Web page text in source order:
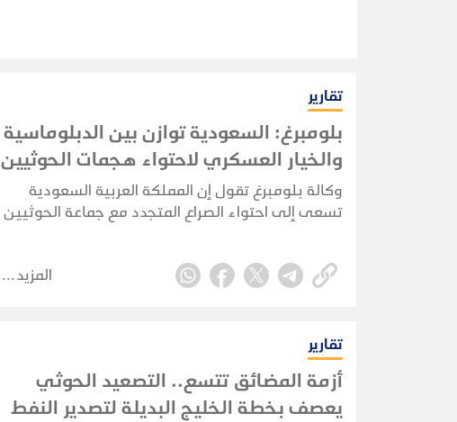
تقارير
بلومبرغ: السعودية توازن بين الدبلوماسية
والخيار العسكري لاحتواء هجمات الحوثيين
وكالة بلومبرغ تقول إن المملكة العربية السعودية
تسعى إلى احتواء الصراع المتجدد مع جماعة الحوثيين
النفطي واقتصادها.
المزيد
تقارير
أزمة المضائق تتسع.. التصعيد الحوثي
يعصف بخطة الخليج البديلة لتصدير النفط